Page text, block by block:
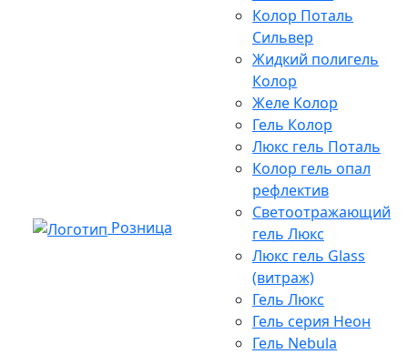
Розница
Колор Поталь
Сильвер
Жидкий полигель
Колор
Желе Колор
Гель Колор
Люкс гель Поталь
Колор гель опал
рефлектив
Светоотражающий
гель Люкс
Люкс гель Glass
(витраж)
Гель Люкс
Гель серия Неон
Гель Nebula